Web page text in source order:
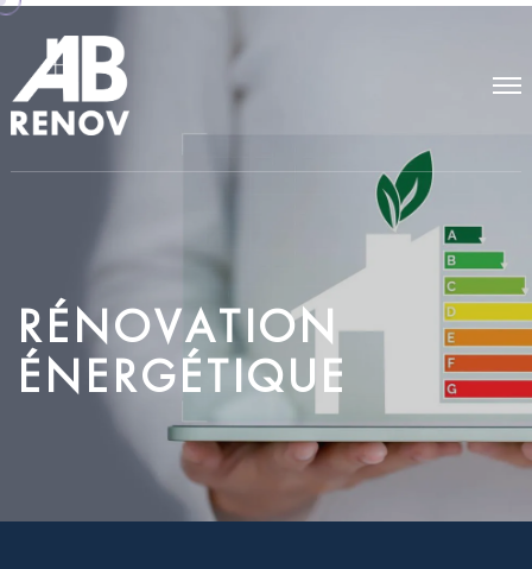
RÉNOVATION
ÉN ERGÉTIQUE